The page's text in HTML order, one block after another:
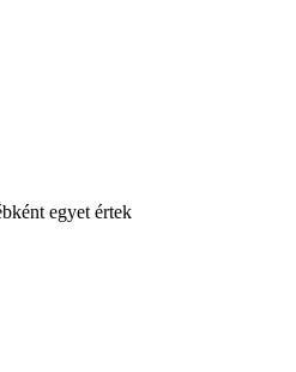
egyet értek